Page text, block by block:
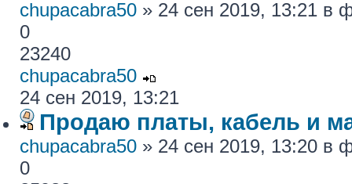
chupacabra50 » 24 сен 2019, 13:21 в
0
23240
chupacabra50
24 сен 2019, 13:21
Продаю платы, кабель и
chupacabra50 » 24 сен 2019, 13:20 в
0